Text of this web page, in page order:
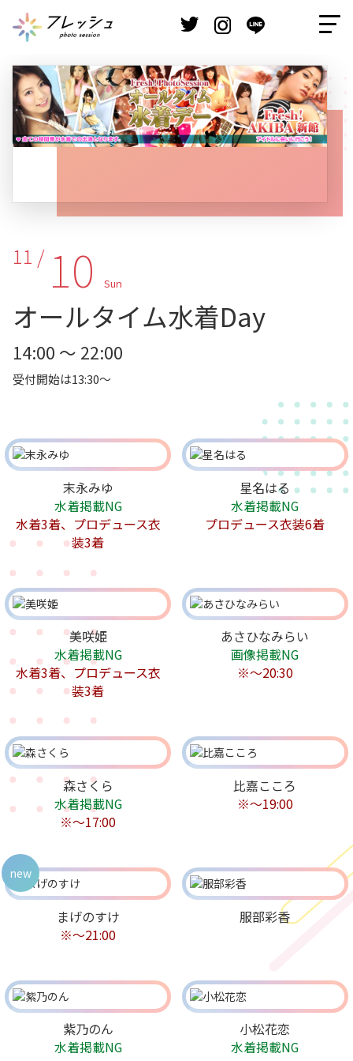
11 / 10 Sun
オールタイム水着Day
14:00 ～ 22:00
受付開始は13:30～
末永みゆ
水着掲載NG
水着3着、プロデュース衣
装3着
星名はる
水着掲載NG
プロデュース衣装6着
美咲姫
水着掲載NG
水着3着、プロデュース衣
装3着
あさひなみらい
画像掲載NG
※〜20:30
森さくら
水着掲載NG
※〜17:00
比嘉こころ
※〜19:00
まげのすけ
※〜21:00
new
服部彩香
紫乃のん
水着掲載NG
小松花恋
水着掲載NG